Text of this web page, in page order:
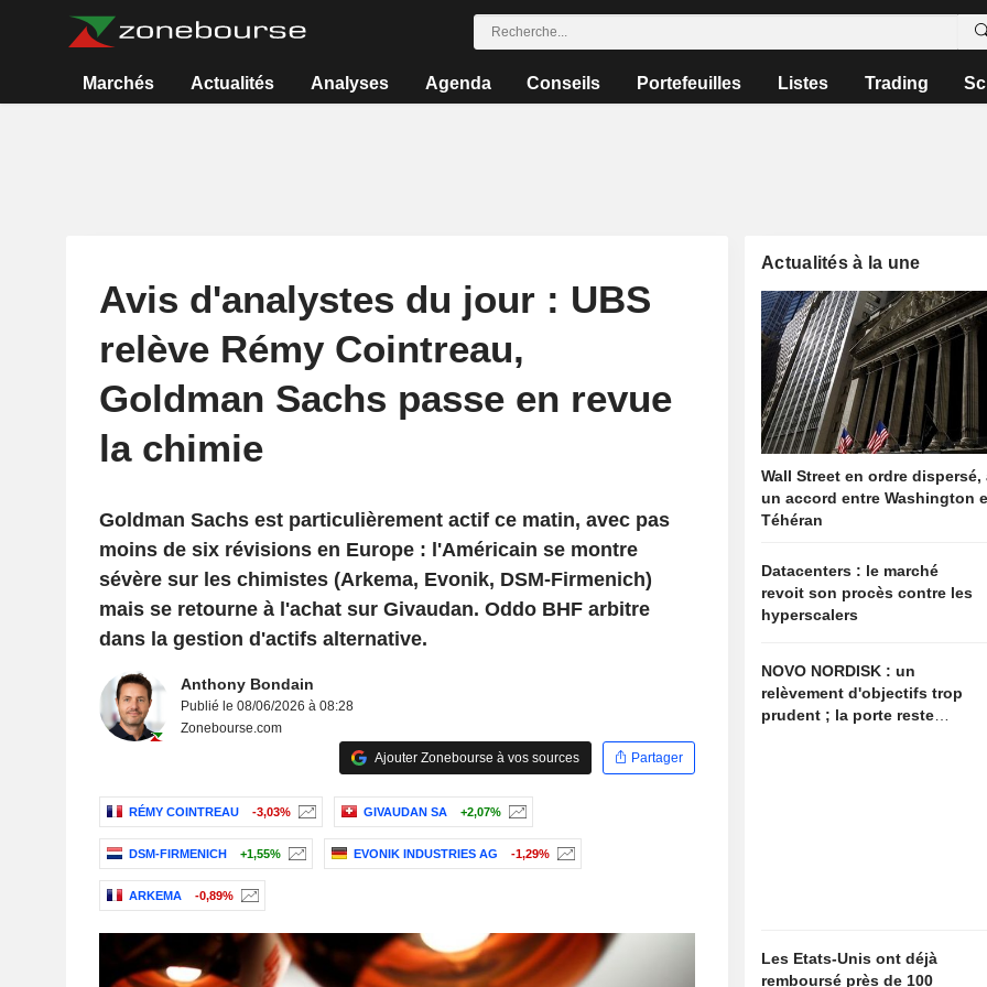
Marchés Actualités Analyses Agenda Conseils Portefeuilles Listes Trading
Avis d'analystes du jour : UBS
relève Rémy Cointreau,
Goldman Sachs passe en revue
la chimie
Goldman Sachs est particulièrement actif ce matin, avec pas
moins de six révisions en Europe : l'Américain se montre
sévère sur les chimistes (Arkema, Evonik, DSM-Firmenich)
mais se retourne à l'achat sur Givaudan. Oddo BHF arbitre
dans la gestion d'actifs alternative.
Anthony Bondain
Publié le 08/06/2026 à 08:28
Zonebourse.com
Ajouter Zonebourse à vos sources
Partager
RÉMY COINTREAU -3,03% GIVAUDAN SA +2,07%
DSM-FIRMENICH +1,55% EVONIK INDUSTRIES AG -1,29%
ARKEMA -0,89%
Actualités à la une
Wall Street en ordre dispersé,
un accord entre Washington
Téhéran
Datacenters : le marché
revoit son procès contre les
hyperscalers
NOVO NORDISK : un
relèvement d'objectifs trop
prudent ; la porte reste
Les Etats-Unis ont déjà
remboursé près de 100